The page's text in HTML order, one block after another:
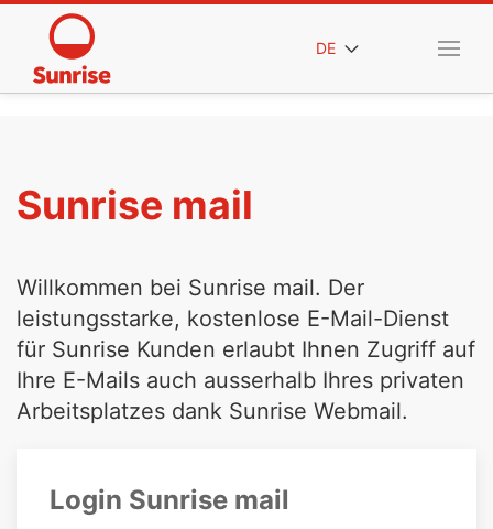
DE
Sunrise mail
Willkommen bei Sunrise mail. Der
leistungsstarke, kostenlose E-Mail-Dienst
für Sunrise Kunden erlaubt Ihnen Zugriff auf
Ihre E-Mails auch ausserhalb Ihres privaten
Arbeitsplatzes dank Sunrise Webmail.
Login Sunrise mail